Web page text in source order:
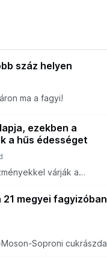
száz helyen
ma a fagyi!
ezekben a
a hűs édességet
várják a
21 megyei fagyizóban
Soproni cukrászda